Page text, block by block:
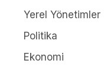
Yerel Yönetimler
Politika
Ekonomi